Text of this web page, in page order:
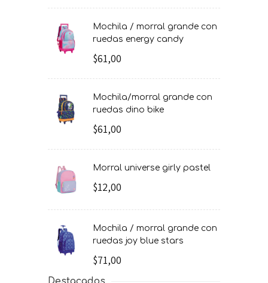
mochila / morral grande con
ruedas energy candy
$61,00
mochila/morral grande con
ruedas dino bike
$61,00
morral universe girly pastel
$12,00
mochila / morral grande con
ruedas joy blue stars
$71,00